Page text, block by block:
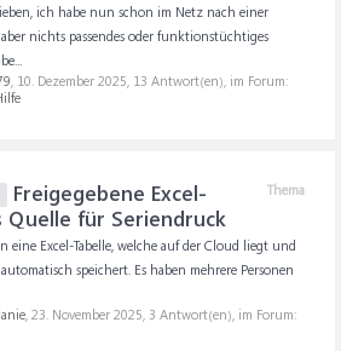
ich habe nun schon im Netz nach einer
nichts passendes oder funktionstüchtiges
, 10. Dezember 2025, 13 Antwort(en), im Forum:
Thema
Freigegebene Excel-
Quelle für Seriendruck
eine Excel-Tabelle, welche auf der Cloud liegt und
speichert. Es haben mehrere Personen
, 23. November 2025, 3 Antwort(en), im Forum: